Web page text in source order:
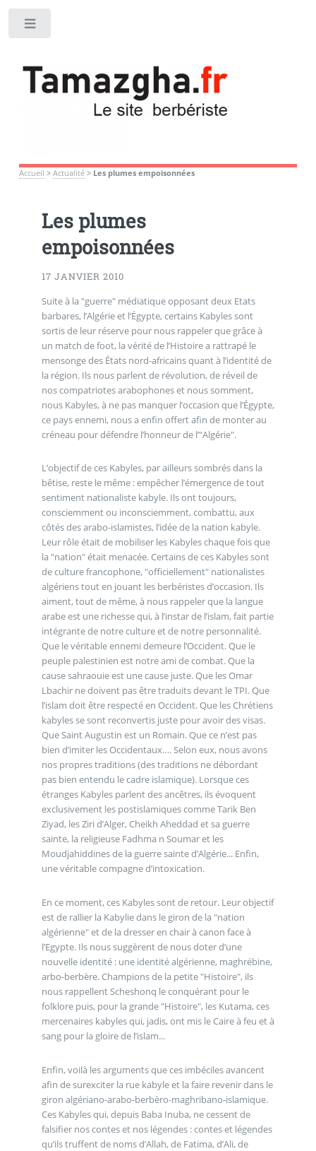
Accueil > Actualité> Les plumes empoisonnées
Les plumes
empoisonnées
17 JANVIER 2010
Suite à la "guerre" médiatique opposant deux Etats
barbares, l’Algérie et l’Égypte, certains Kabyles sont
sortis de leur réserve pour nous rappeler que grâce à
un match de foot, la vérité de l’Histoire a rattrapé le
mensonge des États nord-africains quant à l’identité de
la région. Ils nous parlent de révolution, de réveil de
nos compatriotes arabophones et nous somment,
nous Kabyles, à ne pas manquer l’occasion que l’Égypte,
ce pays ennemi, nous a enfin offert afin de monter au
créneau pour défendre l’honneur de l’"Algérie".
L’objectif de ces Kabyles, par ailleurs sombrés dans la
bêtise, reste le même : empêcher l’émergence de tout
sentiment nationaliste kabyle. Ils ont toujours,
consciemment ou inconsciemment, combattu, aux
côtés des arabo-islamistes, l’idée de la nation kabyle.
Leur rôle était de mobiliser les Kabyles chaque fois que
la "nation" était menacée. Certains de ces Kabyles sont
de culture francophone, "officiellement" nationalistes
algériens tout en jouant les berbéristes d’occasion. Ils
aiment, tout de même, à nous rappeler que la langue
arabe est une richesse qui, à l’instar de l’islam, fait partie
intégrante de notre culture et de notre personnalité.
Que le véritable ennemi demeure l’Occident. Que le
peuple palestinien est notre ami de combat. Que la
cause sahraouie est une cause juste. Que les Omar
Lbachir ne doivent pas être traduits devant le TPI. Que
l’islam doit être respecté en Occident. Que les Chrétiens
kabyles se sont reconvertis juste pour avoir des visas.
Que Saint Augustin est un Romain. Que ce n’est pas
bien d’imiter les Occidentaux…. Selon eux, nous avons
nos propres traditions (des traditions ne débordant
pas bien entendu le cadre islamique). Lorsque ces
étranges Kabyles parlent des ancêtres, ils évoquent
exclusivement les postislamiques comme Tarik Ben
Ziyad, les Ziri d’Alger, Cheikh Aheddad et sa guerre
sainte, la religieuse Fadhma n Soumar et les
Moudjahiddines de la guerre sainte d’Algérie... Enfin,
une véritable compagne d’intoxication.
En ce moment, ces Kabyles sont de retour. Leur objectif
est de rallier la Kabylie dans le giron de la "nation
algérienne" et de la dresser en chair à canon face à
l’Egypte. Ils nous suggèrent de nous doter d’une
nouvelle identité : une identité algérienne, maghrébine,
arbo-berbère. Champions de la petite "Histoire", ils
nous rappellent Scheshonq le conquérant pour le
folklore puis, pour la grande "Histoire", les Kutama, ces
mercenaires kabyles qui, jadis, ont mis le Caire à feu et à
sang pour la gloire de l’islam...
Enfin, voilà les arguments que ces imbéciles avancent
afin de surexciter la rue kabyle et la faire revenir dans le
giron algériano-arabo-berbèro-maghribano-islamique.
Ces Kabyles qui, depuis Baba Inuba, ne cessent de
falsifier nos contes et nos légendes : contes et légendes
qu’ils truffent de noms d’Allah, de Fatima, d’Ali, de